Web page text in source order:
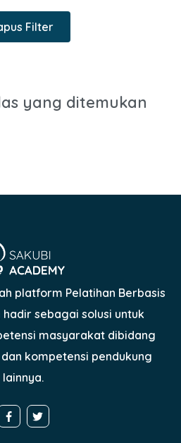
Filter
yang ditemukan
platform Pelatihan Berbasis
sebagai solusi untuk
masyarakat dibidang
kompetensi pendukung
lainnya.